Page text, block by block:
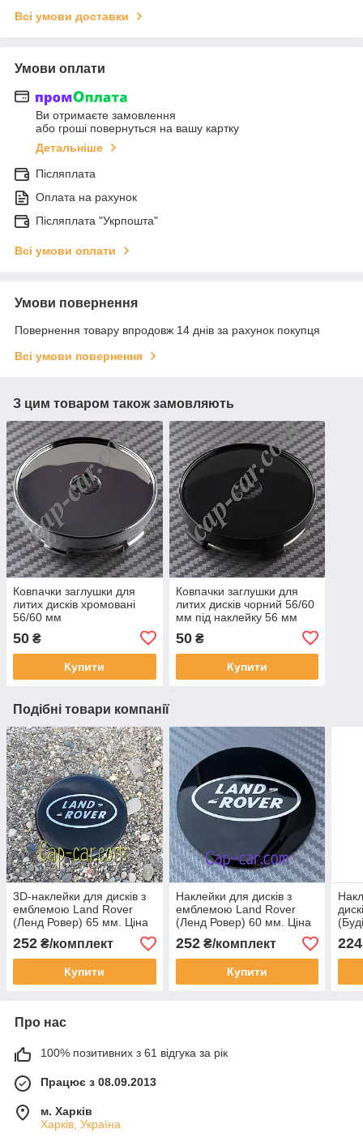
Всі умови доставки
Умови оплати
Ви отримаєте замовлення
або гроші повернуться на вашу картку
Детальніше
Післяплата
Оплата на рахунок
Післяплата "Укрпошта"
Всі умови оплати
Умови повернення
Повернення товару впродовж 14 днів за рахунок покупця
Всі умови повернення
З цим товаром також замовляють
Ковпачки заглушки для
литих дисків хромовані
56/60 мм
50 ₴
Купити
Ковпачки заглушки для
литих дисків чорний 56/60
мм під наклейку 56 мм
50₴
Купити
Подібні товари компанії
3D-наклейки для дисків з
емблемою Land Rover
(Ленд Ровер) 65 мм. Ціна
вказана за комплект
наклейок із 4 штук.
252 ₴/комплект
Купити
Наклейки для дисків з
емблемою Land Rover
(Ленд Ровер) 60 мм. Ціна
вказана за комплект із 4
штук
252₴/комплект
Купити
224
Про нас
100% позитивних з 61 відгука за рік
Працює з 08.09.2013
м. Харків
Харків, Україна